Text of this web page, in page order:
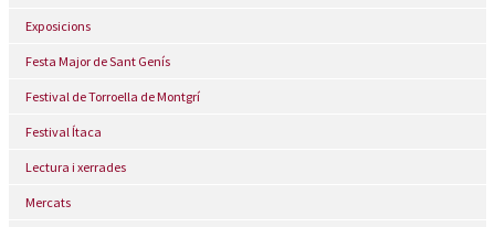
Exposicions
Festa Major de Sant Genís
Festival de Torroella de Montgrí
Festival Ítaca
Lectura i xerrades
Mercats